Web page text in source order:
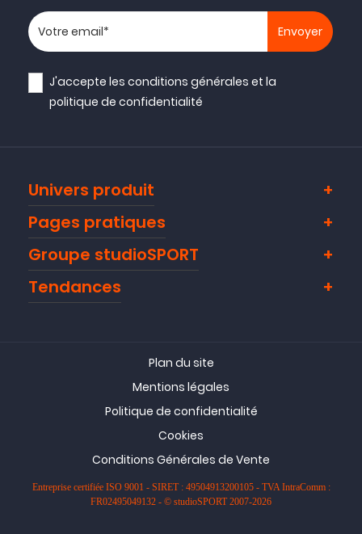
Votre adresse email
J'accepte lesconditions générales et la
politique de confidentialité
Univers produit
Pages pratiques
Groupe studioSPORT
Tendances
Plan du site
Mentions légales
Politique de confidentialité
Cookies
Conditions Générales de Vente
Entreprise certifiée ISO 9001 - SIRET : 49504913200105 - TVA IntraComm :
FR02495049132 - © studioSPORT 2007-2026